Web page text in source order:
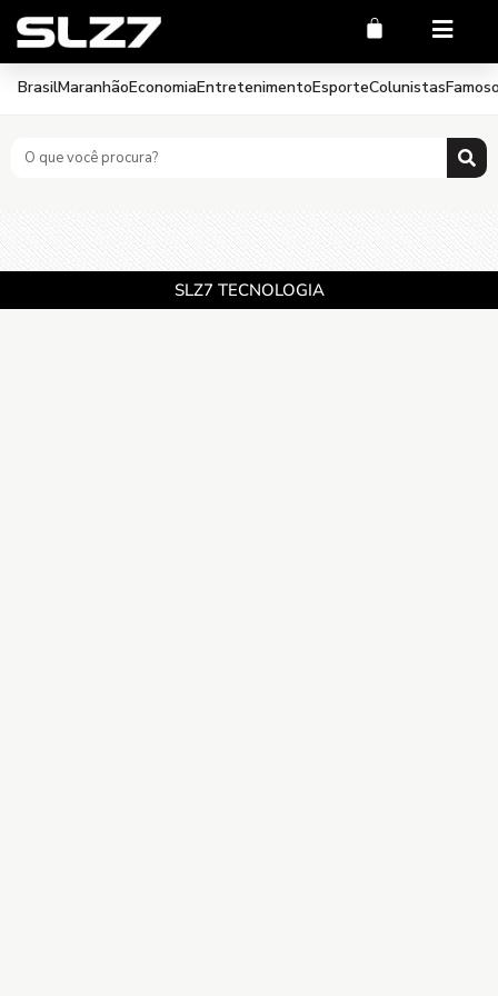
BrasilMaranhãoEconomiaEntretenimentoEsporteColunistas
SLZ7 TECNOLOGIA